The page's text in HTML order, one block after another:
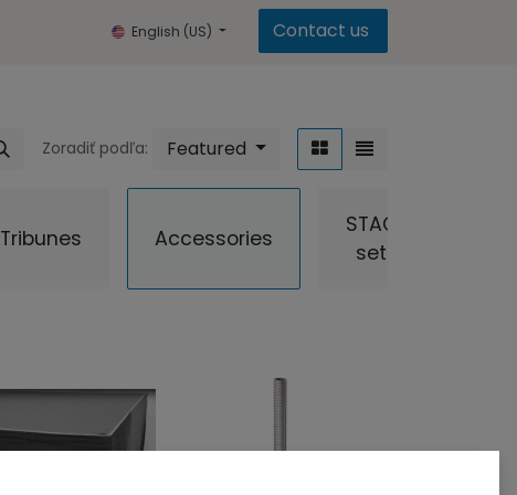
English (US) Contact us
Zoradiť podľa: Featured
Tribunes Accessories
STAGE
sets